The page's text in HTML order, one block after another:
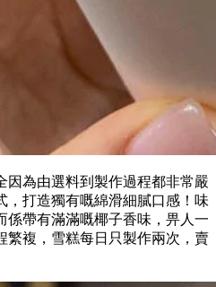
因為由選料到製作過程都非常嚴
，打造獨有嘅綿滑細膩口感！味
係帶有滿滿嘅椰子香味，畀人一
繁複，雪糕每日只製作兩次，賣